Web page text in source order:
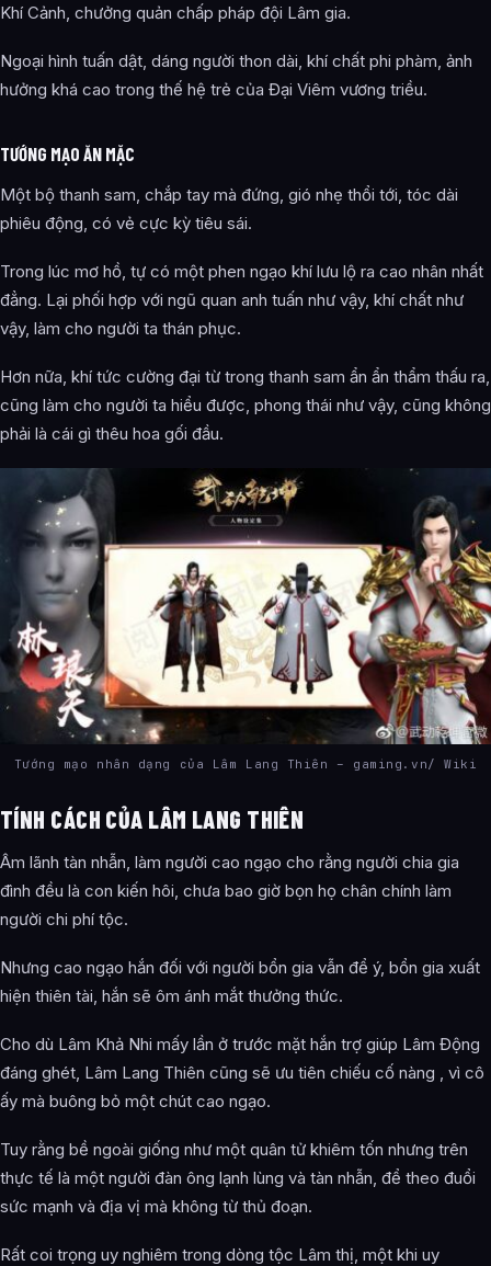
Khí Cảnh, chưởng quản chấp pháp đội Lâm gia.
Ngoại hình tuấn dật, dáng người thon dài, khí chất phi phàm, ảnh
hưởng khá cao trong thế hệ trẻ của Đại Viêm vương triều.
TƯỚNG MẠO ĂN MẶC
Một bộ thanh sam, chắp tay mà đứng, gió nhẹ thổi tới, tóc dài
phiêu động, có vẻ cực kỳ tiêu sái.
Trong lúc mơ hồ, tự có một phen ngạo khí lưu lộ ra cao nhân nhất
đẳng. Lại phối hợp với ngũ quan anh tuấn như vậy, khí chất như
vậy, làm cho người ta thán phục.
Hơn nữa, khí tức cường đại từ trong thanh sam ẩn ẩn thẩm thấu ra,
cũng làm cho người ta hiểu được, phong thái như vậy, cũng không
phải là cái gì thêu hoa gối đầu.
Tướng mạo nhân dạng của Lâm Lang Thiên – gaming.vn/ Wiki
TÍNH CÁCH CỦA LÂM LANG THIÊN
Âm lãnh tàn nhẫn, làm người cao ngạo cho rằng người chia gia
đình đều là con kiến hôi, chưa bao giờ bọn họ chân chính làm
người chi phí tộc.
Nhưng cao ngạo hắn đối với người bổn gia vẫn để ý, bổn gia xuất
hiện thiên tài, hắn sẽ ôm ánh mắt thưởng thức.
Cho dù Lâm Khả Nhi mấy lần ở trước mặt hắn trợ giúp Lâm Động
đáng ghét, Lâm Lang Thiên cũng sẽ ưu tiên chiếu cố nàng , vì cô
ấy mà buông bỏ một chút cao ngạo.
Tuy rằng bề ngoài giống như một quân tử khiêm tốn nhưng trên
thực tế là một người đàn ông lạnh lùng và tàn nhẫn, để theo đuổi
sức mạnh và địa vị mà không từ thủ đoạn.
Rất coi trọng uy nghiêm trong dòng tộc Lâm thị, một khi uy